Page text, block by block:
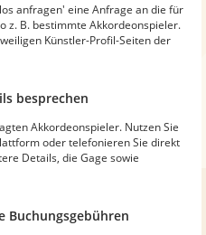
anfragen' eine Anfrage an die für
z. B. bestimmte Akkordeonspieler.
Künstler-Profil-Seiten der
besprechen
Akkordeonspieler. Nutzen Sie
oder telefonieren Sie direkt
Details, die Gage sowie
Buchungsgebühren